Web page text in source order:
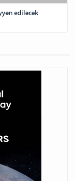
ediləcək